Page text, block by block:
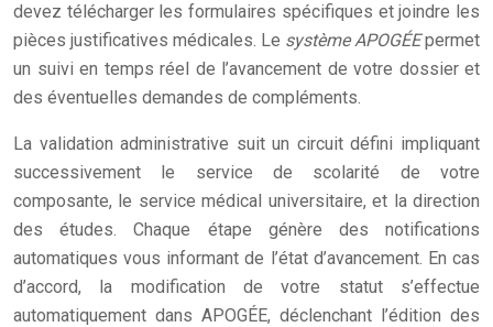
devez télécharger les formulaires spécifiques et joindre les
pièces justificatives médicales. Le système APOGÉEpermet
un suivi en temps réel de l’avancement de votre dossier et
des éventuelles demandes de compléments.
La validation administrative suit un circuit défini impliquant
successivement le service de scolarité de votre
composante, le service médical universitaire, et la direction
des études. Chaque étape génère des notifications
automatiques vous informant de l’état d’avancement. En cas
d’accord, la modification de votre statut s’effectue
automatiquement dans APOGÉE, déclenchant l’édition des